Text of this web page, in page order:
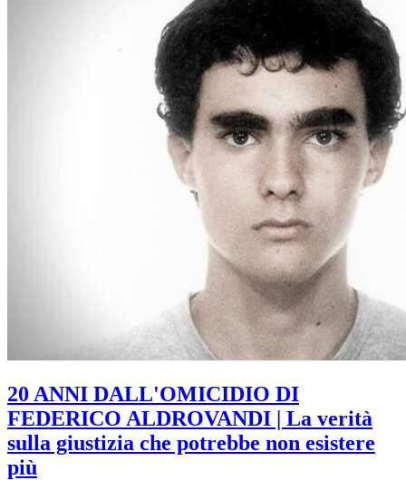
20 ANNI DALL'OMICIDIO DI
FEDERICO ALDROVANDI | La verità
sulla giustizia che potrebbe non esistere
più